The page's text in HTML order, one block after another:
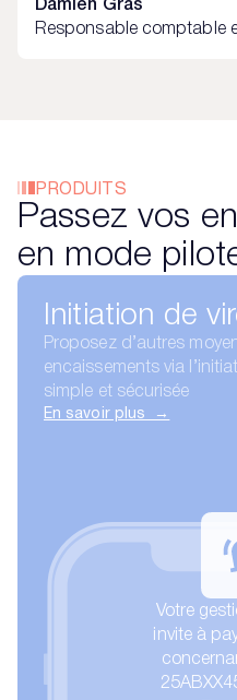
Damien Gras
Responsable comptable
PRODUITS
Passez vos
en mode
Votre
invite à
Initiation de
Proposez d’autres
encaissements via
simple et sécurisée
En savoir plus →